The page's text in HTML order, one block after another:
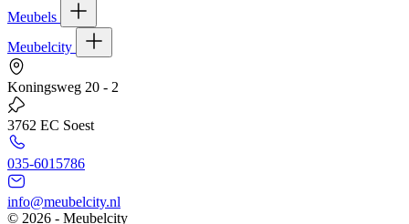
Meubels
Meubelcity
Koningsweg 20 - 2
3762 EC Soest
035-6015786
info@meubelcity.nl
© 2026 - Meubelcity